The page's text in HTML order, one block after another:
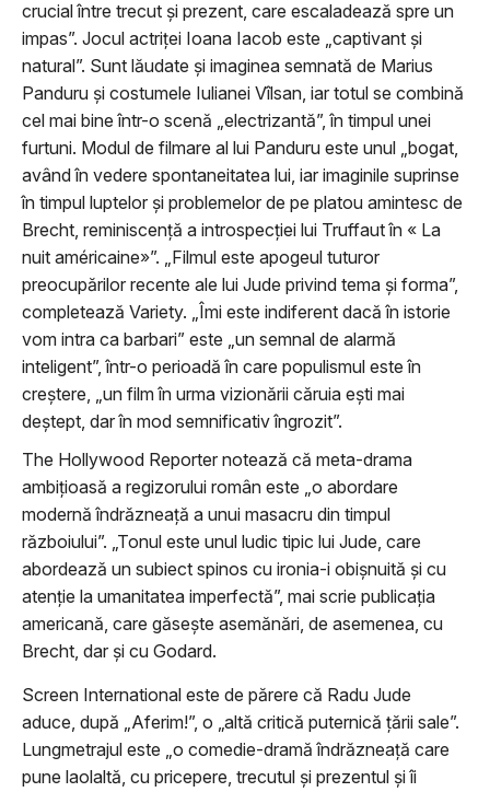
crucial între trecut și prezent, care escaladează spre un
impas”. Jocul actriței Ioana Iacob este „captivant și
natural”. Sunt lăudate și imaginea semnată de Marius
Panduru și costumele Iulianei Vîlsan, iar totul se combină
cel mai bine într-o scenă „electrizantă”, în timpul unei
furtuni. Modul de filmare al lui Panduru este unul „bogat,
având în vedere spontaneitatea lui, iar imaginile suprinse
în timpul luptelor și problemelor de pe platou amintesc de
Brecht, reminiscență a introspecției lui Truffaut în « La
nuit américaine»”. „Filmul este apogeul tuturor
preocupărilor recente ale lui Jude privind tema și forma”,
completează Variety. „Îmi este indiferent dacă în istorie
vom intra ca barbari” este „un semnal de alarmă
inteligent”, într-o perioadă în care populismul este în
creștere, „un film în urma vizionării căruia ești mai
deștept, dar în mod semnificativ îngrozit”.
The Hollywood Reporter notează că meta-drama
ambițioasă a regizorului român este „o abordare
modernă îndrăzneață a unui masacru din timpul
războiului”. „Tonul este unul ludic tipic lui Jude, care
abordează un subiect spinos cu ironia-i obișnuită și cu
atenție la umanitatea imperfectă”, mai scrie publicația
americană, care găsește asemănări, de asemenea, cu
Brecht, dar și cu Godard.
Screen International este de părere că Radu Jude
aduce, după „Aferim!”, o „altă critică puternică țării sale”.
Lungmetrajul este „o comedie-dramă îndrăzneață care
pune laolaltă, cu pricepere, trecutul și prezentul și îi